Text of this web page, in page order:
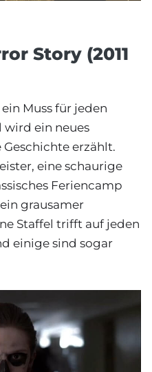
Story (2011
Muss für jeden
wird ein neues
Geschichte erzählt.
eine schaurige
Feriencamp
grausamer
Staffel trifft auf jeden
einige sind sogar